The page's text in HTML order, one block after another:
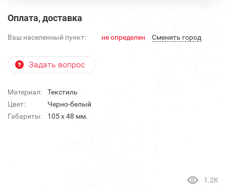
Оплата, доставка
Ваш населенный пункт: не определен Cменить город
Задать вопрос
Материал:
Текстиль
Цвет:
Черно-белый
Габариты:
105 х 48 мм.
1.2K